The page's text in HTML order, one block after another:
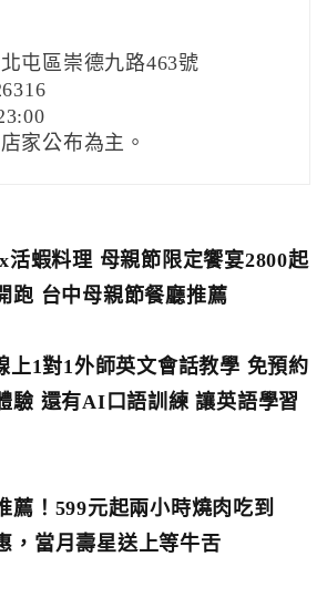
屯區崇德九路463號
家公布為主。
活蝦料理 母親節限定饗宴2800起
跑 台中母親節餐廳推薦
上1對1外師英文會話教學 免預約
驗 還有AI口語訓練 讓英語學習
薦！599元起兩小時燒肉吃到
，當月壽星送上等牛舌